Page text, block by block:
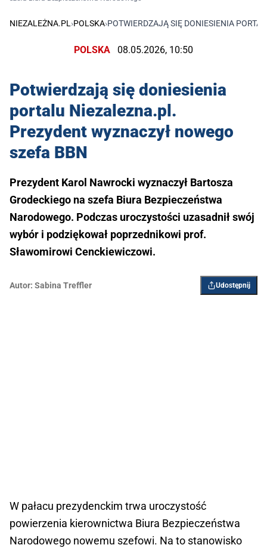
NIEZALEŻNA.PL ›POLSKA›POTWIERDZAJĄ SIĘ DONIESIENIA
POLSKA 08.05.2026, 10:50
Potwierdzają się doniesienia
portalu Niezalezna.pl.
Prezydent wyznaczył nowego
szefa BBN
Prezydent Karol Nawrocki wyznaczył Bartosza
Grodeckiego na szefa Biura Bezpieczeństwa
Narodowego. Podczas uroczystości uzasadnił swój
wybór i podziękował poprzednikowi prof.
Sławomirowi Cenckiewiczowi.
Autor: Sabina Treffler Udostępnij
W pałacu prezydenckim trwa uroczystość
powierzenia kierownictwa Biura Bezpieczeństwa
Narodowego nowemu szefowi. Na to stanowisko